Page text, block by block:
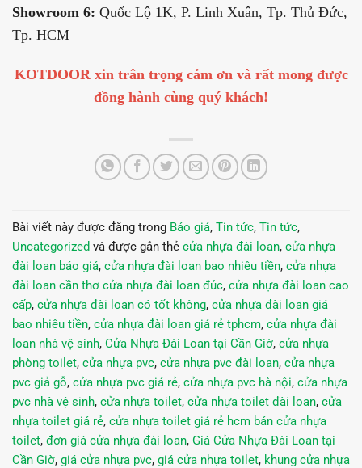
Showroom 6: Quốc Lộ 1K, P. Linh Xuân, Tp. Thủ Đức,
Tp. HCM
KOTDOOR xin trân trọng cảm ơn và rất mong được
đồng hành cùng quý khách!
Bài viết này được đăng trong Báo giá, Tin tức, Tin tức,
Uncategorized và được gắn thẻ cửa nhựa đài loan, cửa nhựa
đài loan báo giá, cửa nhựa đài loan bao nhiêu tiền, cửa nhựa
đài loan cần thơ cửa nhựa đài loan đúc, cửa nhựa đài loan cao
cấp, cửa nhựa đài loan có tốt không, cửa nhựa đài loan giá
bao nhiêu tiền, cửa nhựa đài loan giá rẻ tphcm, cửa nhựa đài
loan nhà vệ sinh, Cửa Nhựa Đài Loan tại Cần Giờ, cửa nhựa
phòng toilet, cửa nhựa pvc, cửa nhựa pvc đài loan, cửa nhựa
pvc giả gỗ, cửa nhựa pvc giá rẻ, cửa nhựa pvc hà nội, cửa nhựa
pvc nhà vệ sinh, cửa nhựa toilet, cửa nhựa toilet đài loan, cửa
nhựa toilet giá rẻ, cửa nhựa toilet giá rẻ hcm bán cửa nhựa
toilet, đơn giá cửa nhựa đài loan, Giá Cửa Nhựa Đài Loan tại
Cần Giờ, giá cửa nhựa pvc, giá cửa nhựa toilet, khung cửa nhựa